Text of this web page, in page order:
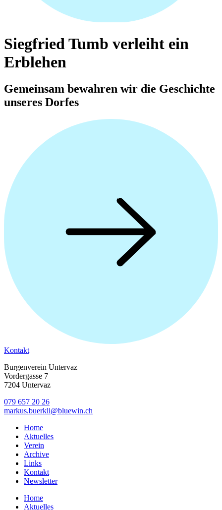
Siegfried Tumb verleiht ein
Erblehen
Gemeinsam bewahren wir die Geschichte
unseres Dorfes
Kontakt
Burgenverein Untervaz
Vordergasse 7
7204 Untervaz
079 657 20 26
markus.buerkli@bluewin.ch
Home
Aktuelles
Verein
Archive
Links
Kontakt
Newsletter
Home
Aktuelles